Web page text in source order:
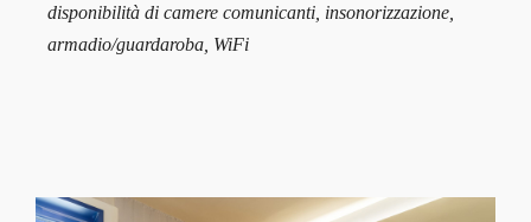
disponibilità di camere comunicanti, insonorizzazione,
armadio/guardaroba, WiFi